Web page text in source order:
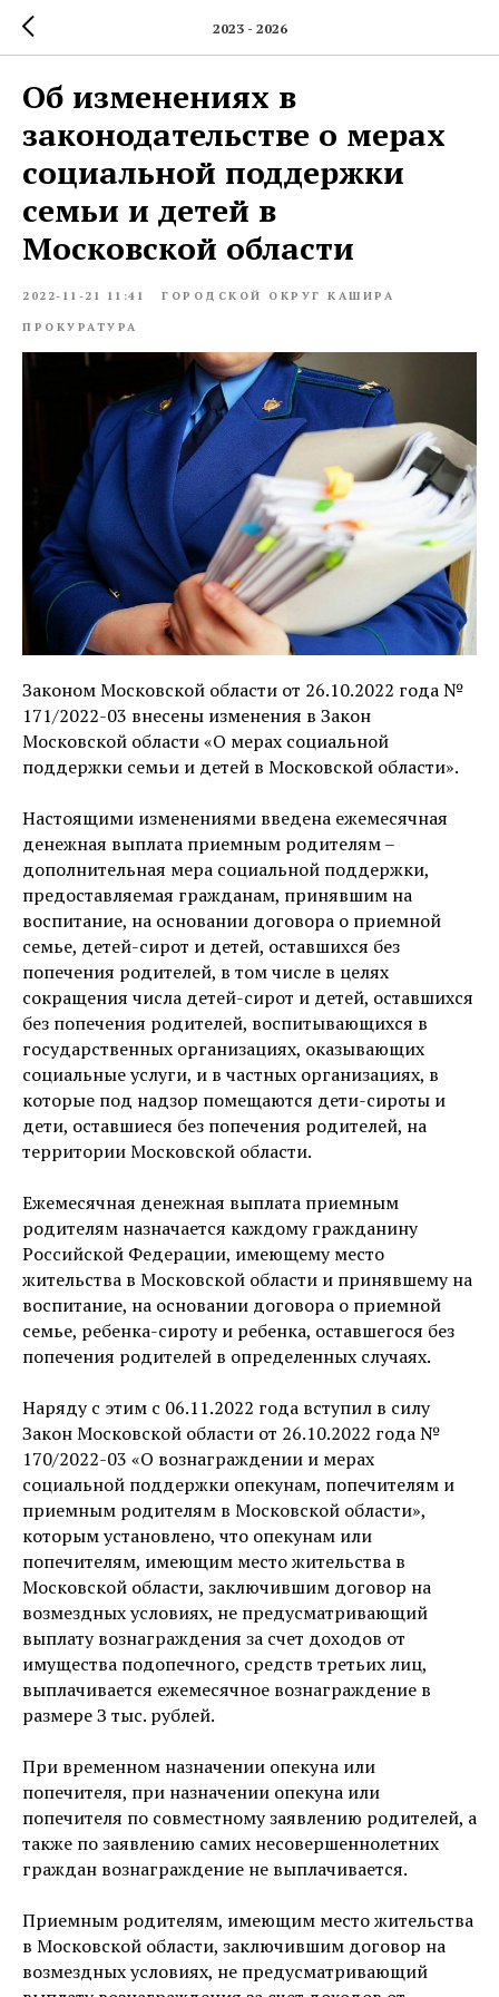
2023 - 2026
Об изменениях в
законодательстве о мерах
социальной поддержки
семьи и детей в
Московской области
2022-11-21 11:41 ГОРОДСКОЙ ОКРУГ КАШИРА
ПРОКУРАТУРА
Законом Московской области от 26.10.2022 года №
171/2022-03 внесены изменения в Закон
Московской области «О мерах социальной
поддержки семьи и детей в Московской области».
Настоящими изменениями введена ежемесячная
денежная выплата приемным родителям –
дополнительная мера социальной поддержки,
предоставляемая гражданам, принявшим на
воспитание, на основании договора о приемной
семье, детей-сирот и детей, оставшихся без
попечения родителей, в том числе в целях
сокращения числа детей-сирот и детей, оставшихся
без попечения родителей, воспитывающихся в
государственных организациях, оказывающих
социальные услуги, и в частных организациях, в
которые под надзор помещаются дети-сироты и
дети, оставшиеся без попечения родителей, на
территории Московской области.
Ежемесячная денежная выплата приемным
родителям назначается каждому гражданину
Российской Федерации, имеющему место
жительства в Московской области и принявшему на
воспитание, на основании договора о приемной
семье, ребенка-сироту и ребенка, оставшегося без
попечения родителей в определенных случаях.
Наряду с этим с 06.11.2022 года вступил в силу
Закон Московской области от 26.10.2022 года №
170/2022-03 «О вознаграждении и мерах
социальной поддержки опекунам, попечителям и
приемным родителям в Московской области»,
которым установлено, что опекунам или
попечителям, имеющим место жительства в
Московской области, заключившим договор на
возмездных условиях, не предусматривающий
выплату вознаграждения за счет доходов от
имущества подопечного, средств третьих лиц,
выплачивается ежемесячное вознаграждение в
размере З тыс. рублей.
При временном назначении опекуна или
попечителя, при назначении опекуна или
попечителя по совместному заявлению родителей, а
также по заявлению самих несовершеннолетних
граждан вознаграждение не выплачивается.
Приемным родителям, имеющим место жительства
в Московской области, заключившим договор на
возмездных условиях, не предусматривающий